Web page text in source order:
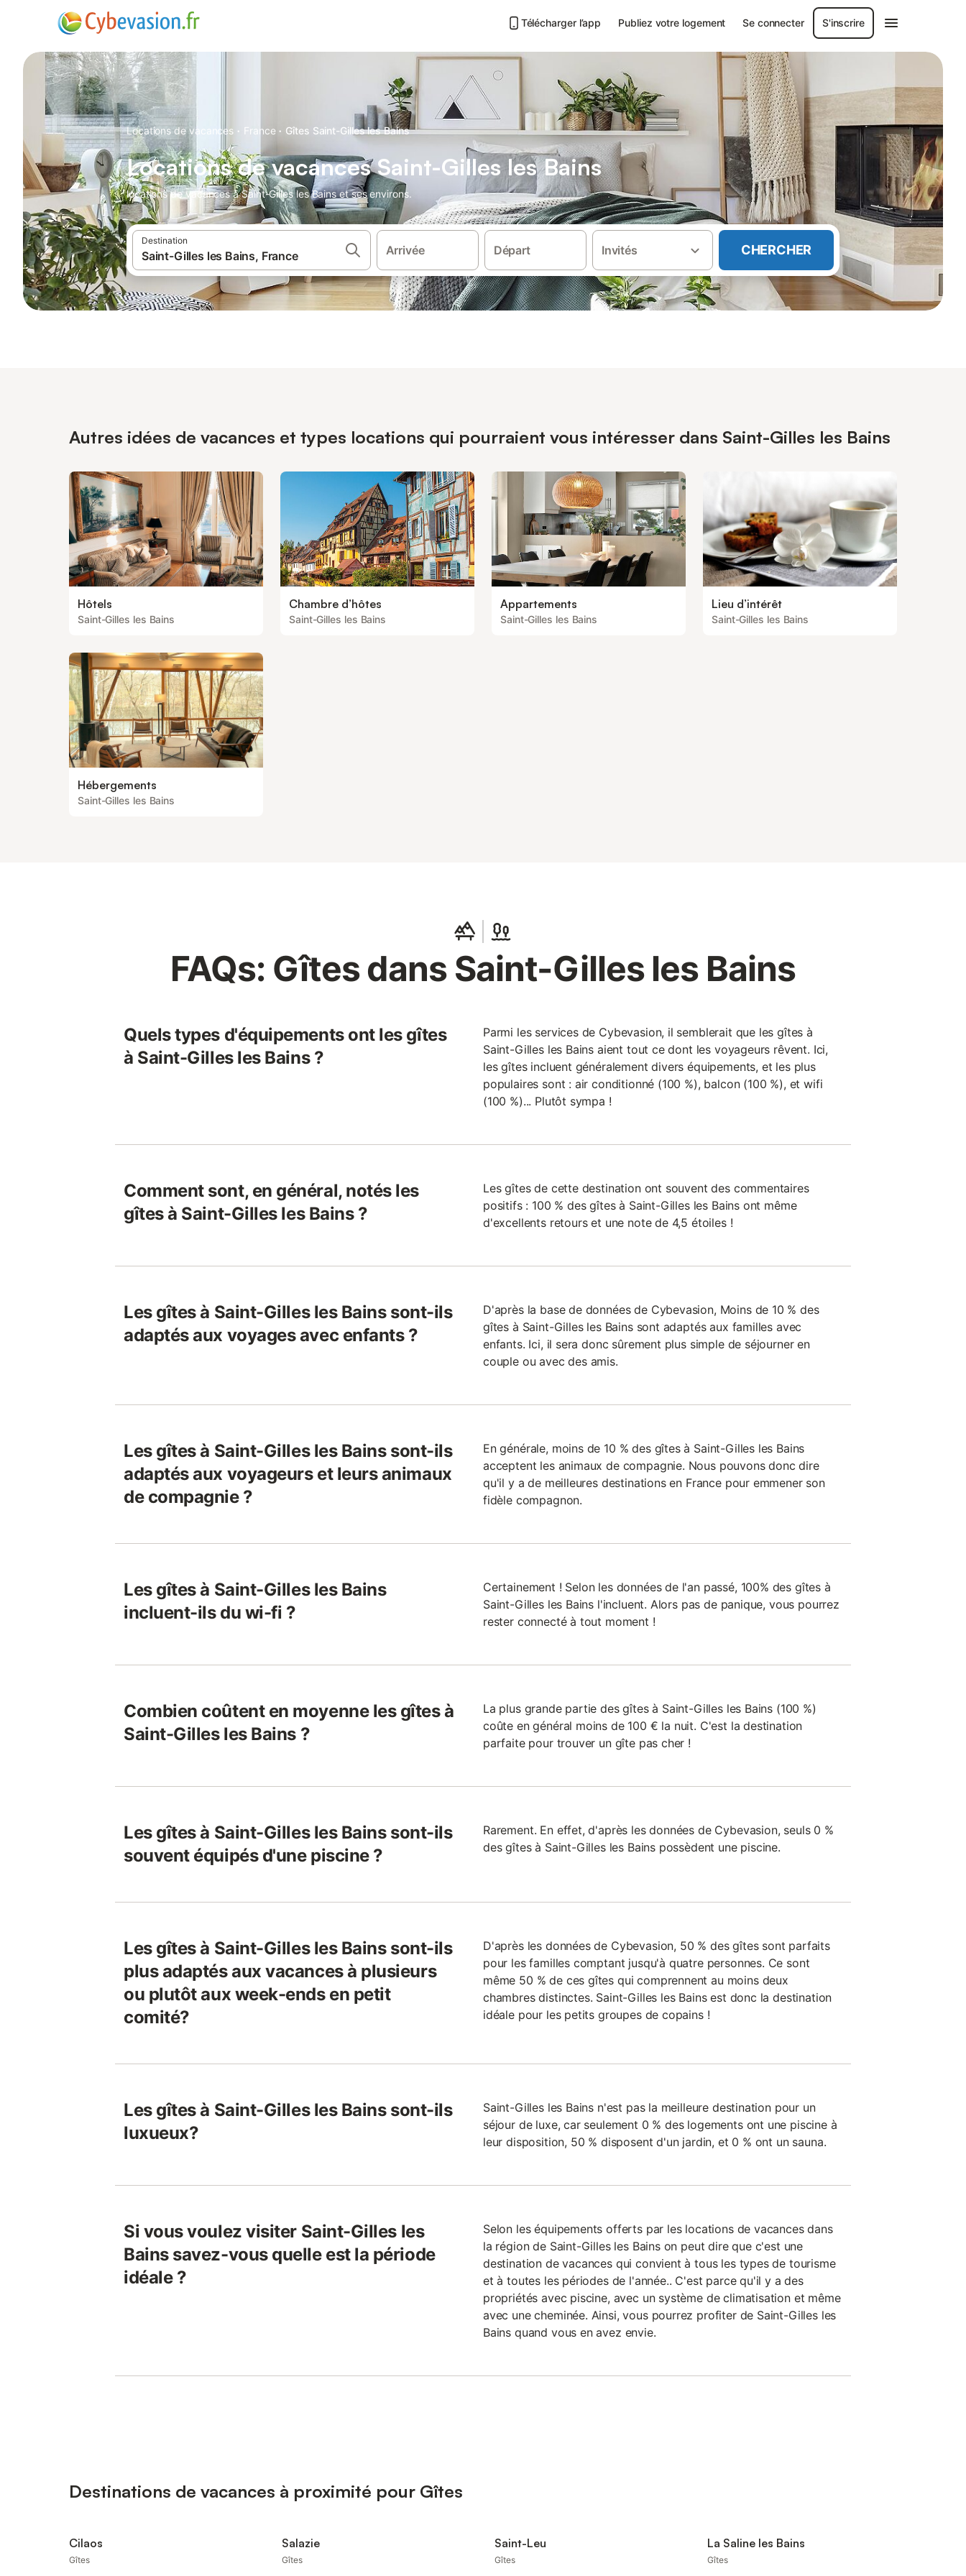
Télécharger l’app Publiez votre logement Se connecter S'inscrire
Locations de vacances · France · Gîtes Saint-Gilles les Bains
Locations de vacances Saint-Gilles les Bains
locations de vacances à Saint-Gilles les Bains et ses environs.
Destination
Arrivée Départ Invités CHERCHER
Autres idées de vacances et types locations qui pourraient vous intéresser dans Saint-Gilles les Bains
Hôtels
Saint-Gilles les Bains
Chambre d’hôtes
Saint-Gilles les Bains
Appartements
Saint-Gilles les Bains
Lieu d’intérêt
Saint-Gilles les Bains
Hébergements
Saint-Gilles les Bains
FAQs: Gîtes dans Saint-Gilles les Bains
Quels types d'équipements ont les gîtes
à Saint-Gilles les Bains ?
Parmi les services de Cybevasion, il semblerait que les gîtes à
Saint-Gilles les Bains aient tout ce dont les voyageurs rêvent. Ici,
les gîtes incluent généralement divers équipements, et les plus
populaires sont : air conditionné (100 %), balcon (100 %), et wifi
(100 %)... Plutôt sympa !
Comment sont, en général, notés les
gîtes à Saint-Gilles les Bains ?
Les gîtes de cette destination ont souvent des commentaires
positifs : 100 % des gîtes à Saint-Gilles les Bains ont même
d'excellents retours et une note de 4,5 étoiles !
Les gîtes à Saint-Gilles les Bains sont-ils
adaptés aux voyages avec enfants ?
D'après la base de données de Cybevasion, Moins de 10 % des
gîtes à Saint-Gilles les Bains sont adaptés aux familles avec
enfants. Ici, il sera donc sûrement plus simple de séjourner en
couple ou avec des amis.
Les gîtes à Saint-Gilles les Bains sont-ils
adaptés aux voyageurs et leurs animaux
de compagnie ?
En générale, moins de 10 % des gîtes à Saint-Gilles les Bains
acceptent les animaux de compagnie. Nous pouvons donc dire
qu'il y a de meilleures destinations en France pour emmener son
fidèle compagnon.
Les gîtes à Saint-Gilles les Bains
incluent-ils du wi-fi ?
Certainement ! Selon les données de l'an passé, 100% des gîtes à
Saint-Gilles les Bains l'incluent. Alors pas de panique, vous pourrez
rester connecté à tout moment !
Combien coûtent en moyenne les gîtes à
Saint-Gilles les Bains ?
La plus grande partie des gîtes à Saint-Gilles les Bains (100 %)
coûte en général moins de 100 € la nuit. C'est la destination
parfaite pour trouver un gîte pas cher !
Les gîtes à Saint-Gilles les Bains sont-ils
souvent équipés d'une piscine ?
Rarement. En effet, d'après les données de Cybevasion, seuls 0 %
des gîtes à Saint-Gilles les Bains possèdent une piscine.
Les gîtes à Saint-Gilles les Bains sont-ils
plus adaptés aux vacances à plusieurs
ou plutôt aux week-ends en petit
comité?
D'après les données de Cybevasion, 50 % des gîtes sont parfaits
pour les familles comptant jusqu'à quatre personnes. Ce sont
même 50 % de ces gîtes qui comprennent au moins deux
chambres distinctes. Saint-Gilles les Bains est donc la destination
idéale pour les petits groupes de copains !
Les gîtes à Saint-Gilles les Bains sont-ils
luxueux?
Saint-Gilles les Bains n'est pas la meilleure destination pour un
séjour de luxe, car seulement 0 % des logements ont une piscine à
leur disposition, 50 % disposent d'un jardin, et 0 % ont un sauna.
Si vous voulez visiter Saint-Gilles les
Bains savez-vous quelle est la période
idéale ?
Selon les équipements offerts par les locations de vacances dans
la région de Saint-Gilles les Bains on peut dire que c'est une
destination de vacances qui convient à tous les types de tourisme
et à toutes les périodes de l'année.. C'est parce qu'il y a des
propriétés avec piscine, avec un système de climatisation et même
avec une cheminée. Ainsi, vous pourrez profiter de Saint-Gilles les
Bains quand vous en avez envie.
Destinations de vacances à proximité pour Gîtes
Cilaos
Gîtes
Salazie
Gîtes
Saint-Leu
Gîtes
La Saline les Bains
Gîtes